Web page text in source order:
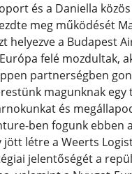
és a Daniella
meg működését
helyezve a Budapest
felé mozdultak,
partnerségben
magunknak
és
ben fogunk ebben
jött létre a Weerts
jelentőségét a